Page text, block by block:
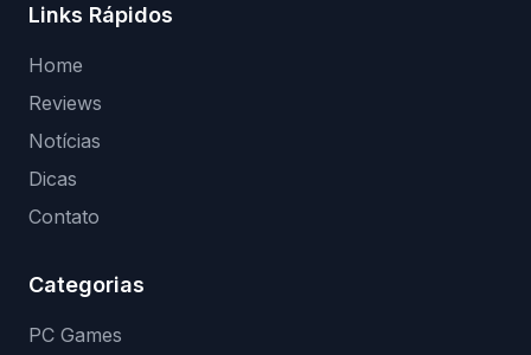
Links Rápidos
Home
Reviews
Notícias
Dicas
Contato
Categorias
PC Games